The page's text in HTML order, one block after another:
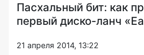
Пасхальный бит: как
первый диско-ланч
21 апреля 2014, 13:22